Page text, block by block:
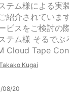
テム様による実
紹介されていま
ビスをご検討の
テム様 そるで
Cloud Tape
Kugai
08/20